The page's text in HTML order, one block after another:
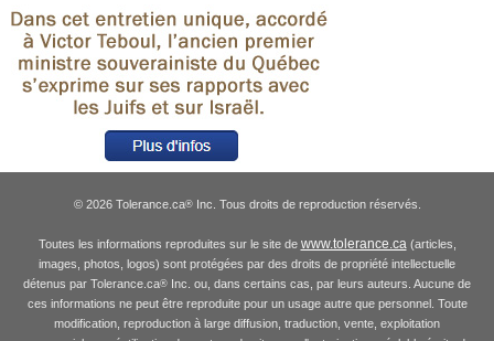
© 2026 Tolerance.ca®Inc. Tous droits de reproduction réservés.
Toutes les informations reproduites sur le site de www.tolerance.ca (articles,
images, photos, logos) sont protégées par des droits de propriété intellectuelle
détenus par Tolerance.ca® Inc. ou, dans certains cas, par leurs auteurs. Aucune de
ces informations ne peut être reproduite pour un usage autre que personnel. Toute
modification, reproduction à large diffusion, traduction, vente, exploitation